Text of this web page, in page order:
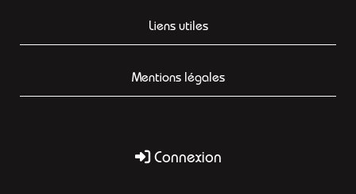
Liens utiles
Mentions légales
Connexion